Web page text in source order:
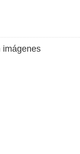
imágenes